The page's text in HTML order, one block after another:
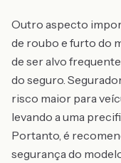
Outro aspecto
de roubo e furto do
de ser alvo
do seguro.
risco maior para
levando a uma
Portanto, é
segurança do